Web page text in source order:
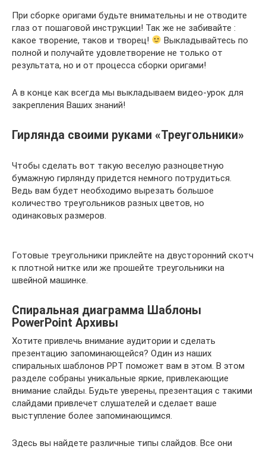
При сборке оригами будьте внимательны и не отводите
глаз от пошаговой инструкции! Так же не забивайте :
какое творение, таков и творец!
Выкладывайтесь по
полной и получайте удовлетворение не только от
результата, но и от процесса сборки оригами!
А в конце как всегда мы выкладываем видео-урок для
закрепления Ваших знаний!
Гирлянда своими руками «Треугольники»
Чтобы сделать вот такую веселую разноцветную
бумажную гирлянду придется немного потрудиться.
Ведь вам будет необходимо вырезать большое
количество треугольников разных цветов, но
одинаковых размеров.
Готовые треугольники приклейте на двусторонний скотч
к плотной нитке или же прошейте треугольники на
швейной машинке.
Спиральная диаграмма Шаблоны
PowerPoint Архивы
Хотите привлечь внимание аудитории и сделать
презентацию запоминающейся? Один из наших
спиральных шаблонов PPT поможет вам в этом. В этом
разделе собраны уникальные яркие, привлекающие
внимание слайды. Будьте уверены, презентация с такими
слайдами привлечет слушателей и сделает ваше
выступление более запоминающимся.
Здесь вы найдете различные типы слайдов. Все они